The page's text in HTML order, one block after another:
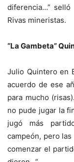
diferencia…”
Rivas mineristas.
“La Gambeta”
Julio Quintero en
acuerdo de ese
para mucho
no pude jugar la
jugó más
campeón, pero
comenzar el